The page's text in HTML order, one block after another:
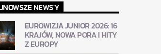
NEWS'Y
EUROWIZJA JUNIOR 2026: 16
KRAJÓW, NOWA PORA I HITY
Z EUROPY